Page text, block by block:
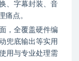
、字幕封装、音
痛点。
，全覆盖硬件编
兜底输出等实用
用与专业处理需